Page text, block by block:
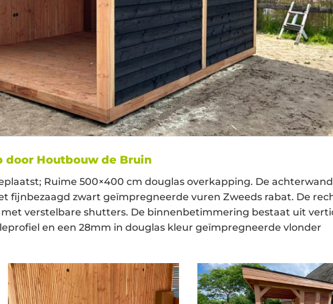
door Houtbouw de Bruin
Ruime 500×400 cm douglas overkapping. De
fijnbezaagd zwart geïmpregneerde vuren Zweeds rabat. De
verstelbare shutters. De binnenbetimmering bestaat uit
en een 28mm in douglas kleur geïmpregneerde vlonder